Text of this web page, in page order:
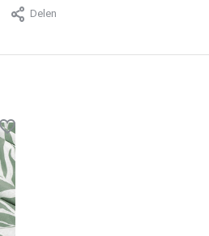
Delen